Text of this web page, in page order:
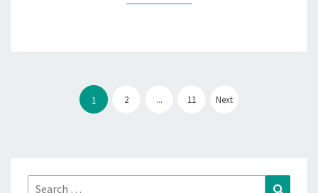
錯
遊
m
p
文
章
1 2 ... 11 Next
Search